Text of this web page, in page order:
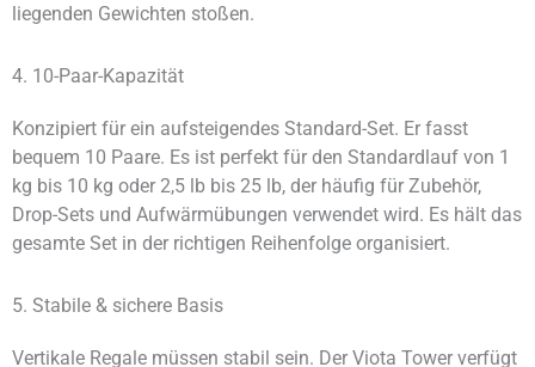
liegenden Gewichten stoßen.
4. 10-Paar-Kapazität
Konzipiert für ein aufsteigendes Standard-Set. Er fasst
bequem 10 Paare. Es ist perfekt für den Standardlauf von 1
kg bis 10 kg oder 2,5 lb bis 25 lb, der häufig für Zubehör,
Drop-Sets und Aufwärmübungen verwendet wird. Es hält das
gesamte Set in der richtigen Reihenfolge organisiert.
5. Stabile & sichere Basis
Vertikale Regale müssen stabil sein. Der Viota Tower verfügt